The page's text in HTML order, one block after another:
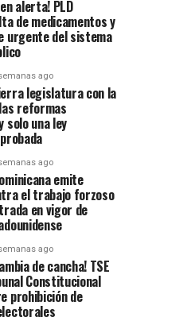
alerta! PLD
de medicamentos y
urgente del sistema
ago
legislatura con la
reformas
solo una ley
ago
emite
el trabajo forzoso
en vigor de
ago
de cancha! TSE
Constitucional
prohibición de